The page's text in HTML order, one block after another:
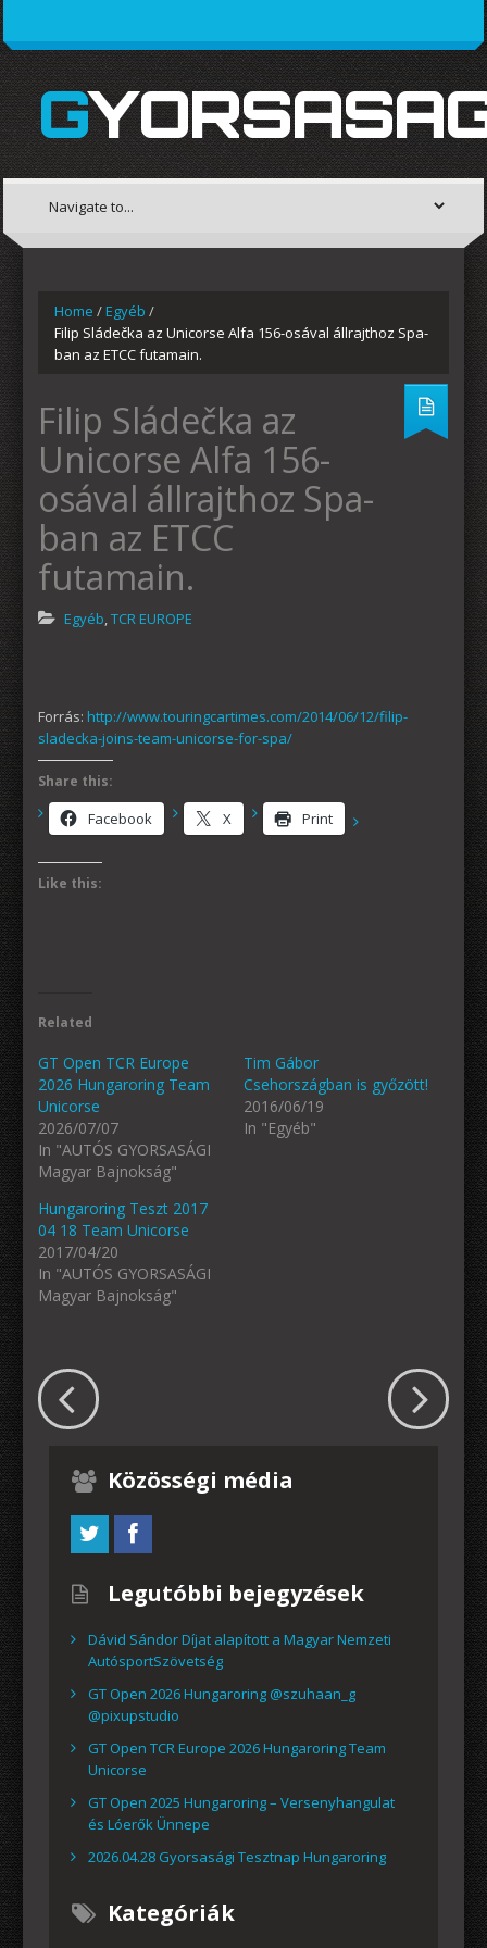
Home /Egyéb /
Filip Sládečka az Unicorse Alfa 156-osával állrajthoz Spa-
ban az ETCC futamain.
Filip Sládečka az
Unicorse Alfa 156-
osával állrajthoz Spa-
ban az ETCC
futamain.
Egyéb,TCR EUROPE
Forrás: http://www.touringcartimes.com/2014/06/12/filip-
sladecka-joins-team-unicorse-for-spa/
Share this:
Facebook X Print
Like this:
Related
GT Open TCR Europe
2026 Hungaroring Team
Unicorse
2026/07/07
In "AUTÓS GYORSASÁGI
Magyar Bajnokság"
Tim Gábor
Csehországban is győzött!
2016/06/19
In "Egyéb"
Hungaroring Teszt 2017
04 18 Team Unicorse
2017/04/20
In "AUTÓS GYORSASÁGI
Magyar Bajnokság"
Közösségi média
Legutóbbi bejegyzések
Dávid Sándor Díjat alapított a Magyar Nemzeti
AutósportSzövetség
GT Open 2026 Hungaroring @szuhaan_g
@pixupstudio
GT Open TCR Europe 2026 Hungaroring Team
Unicorse
GT Open 2025 Hungaroring – Versenyhangulat
és Lóerők Ünnepe
2026.04.28 Gyorsasági Tesztnap Hungaroring
Kategóriák